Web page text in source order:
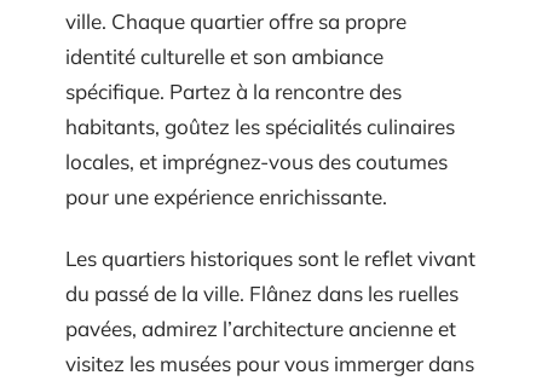
ville. Chaque quartier offre sa propre
identité culturelle et son ambiance
spécifique. Partez à la rencontre des
habitants, goûtez les spécialités culinaires
locales, et imprégnez-vous des coutumes
pour une expérience enrichissante.
Les quartiers historiques sont le reflet vivant
du passé de la ville. Flânez dans les ruelles
pavées, admirez l’architecture ancienne et
visitez les musées pour vous immerger dans